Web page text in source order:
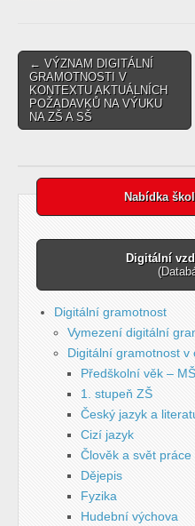
Post
navigation
← VÝZNAM DIGITÁLNÍ
GRAMOTNOSTI V
KONTEXTU AKTUÁLNÍCH
POŽADAVKŮ NA VÝUKU
NA ZŠ A SŠ
Nabídka
Digitální
Digitální gramotnost
Vymezení digitální
Digitální gramotnost v
Předškolní věk – MŠ
1. stupeň ZŠ
Český jazyk a
Cizí jazyk
Člověk a svět práce
Dějepis
Fyzika
Hudební výchova